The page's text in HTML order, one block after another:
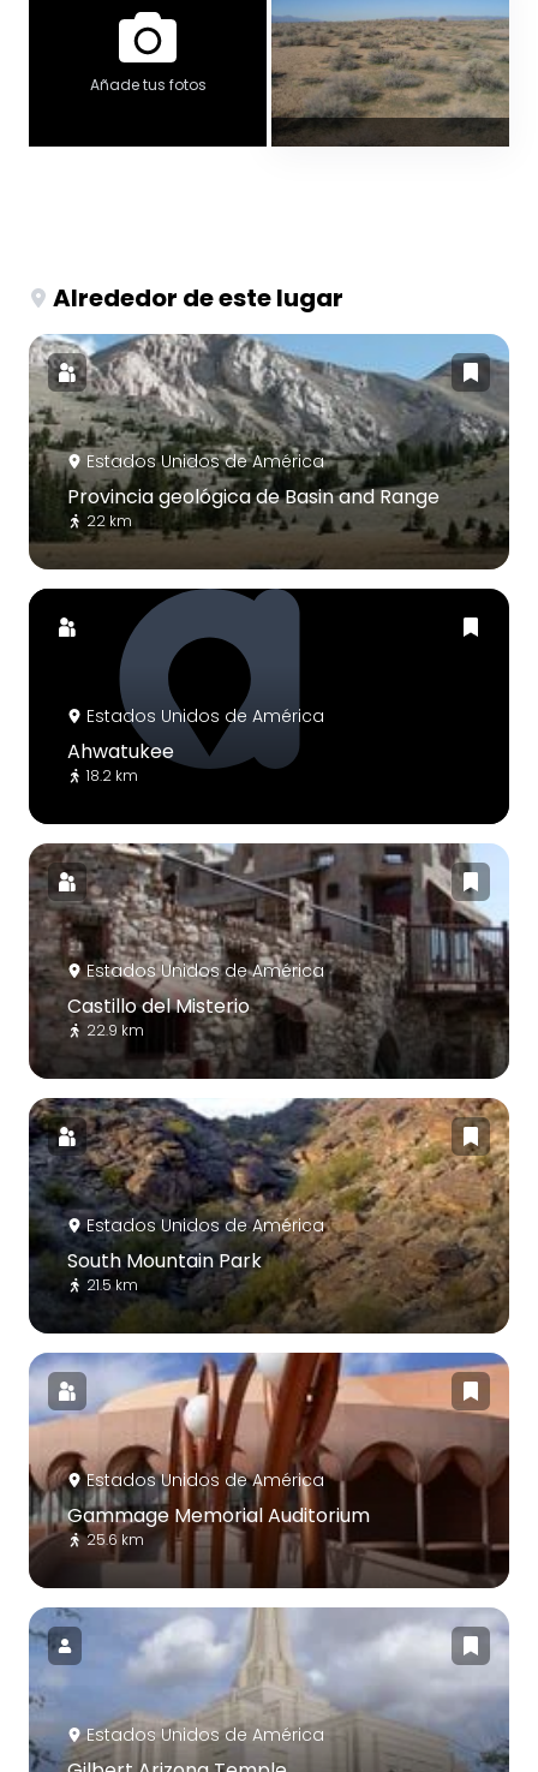
Añade tus fotos
Alrededor de este lugar
Estados Unidos de América
Provincia geológica de Basin and Range
22 km
Estados Unidos de América
Ahwatukee
18.2 km
Estados Unidos de América
Castillo del Misterio
22.9 km
Estados Unidos de América
South Mountain Park
21.5 km
Estados Unidos de América
Gammage Memorial Auditorium
25.6 km
Estados Unidos de América